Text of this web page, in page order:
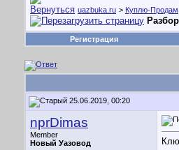
uazbuka.ru > Куплю-Продам
Регистрация
25.06.2019, 00:20
nprDimas
Member
Новый Уазовод